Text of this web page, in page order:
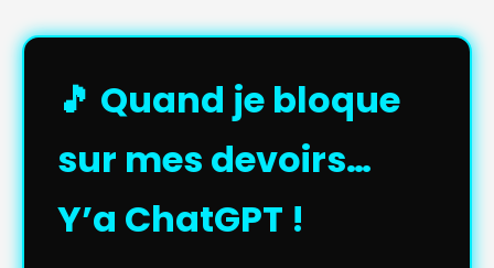
🎵 Quand je bloque
sur mes devoirs…
Y’a ChatGPT !